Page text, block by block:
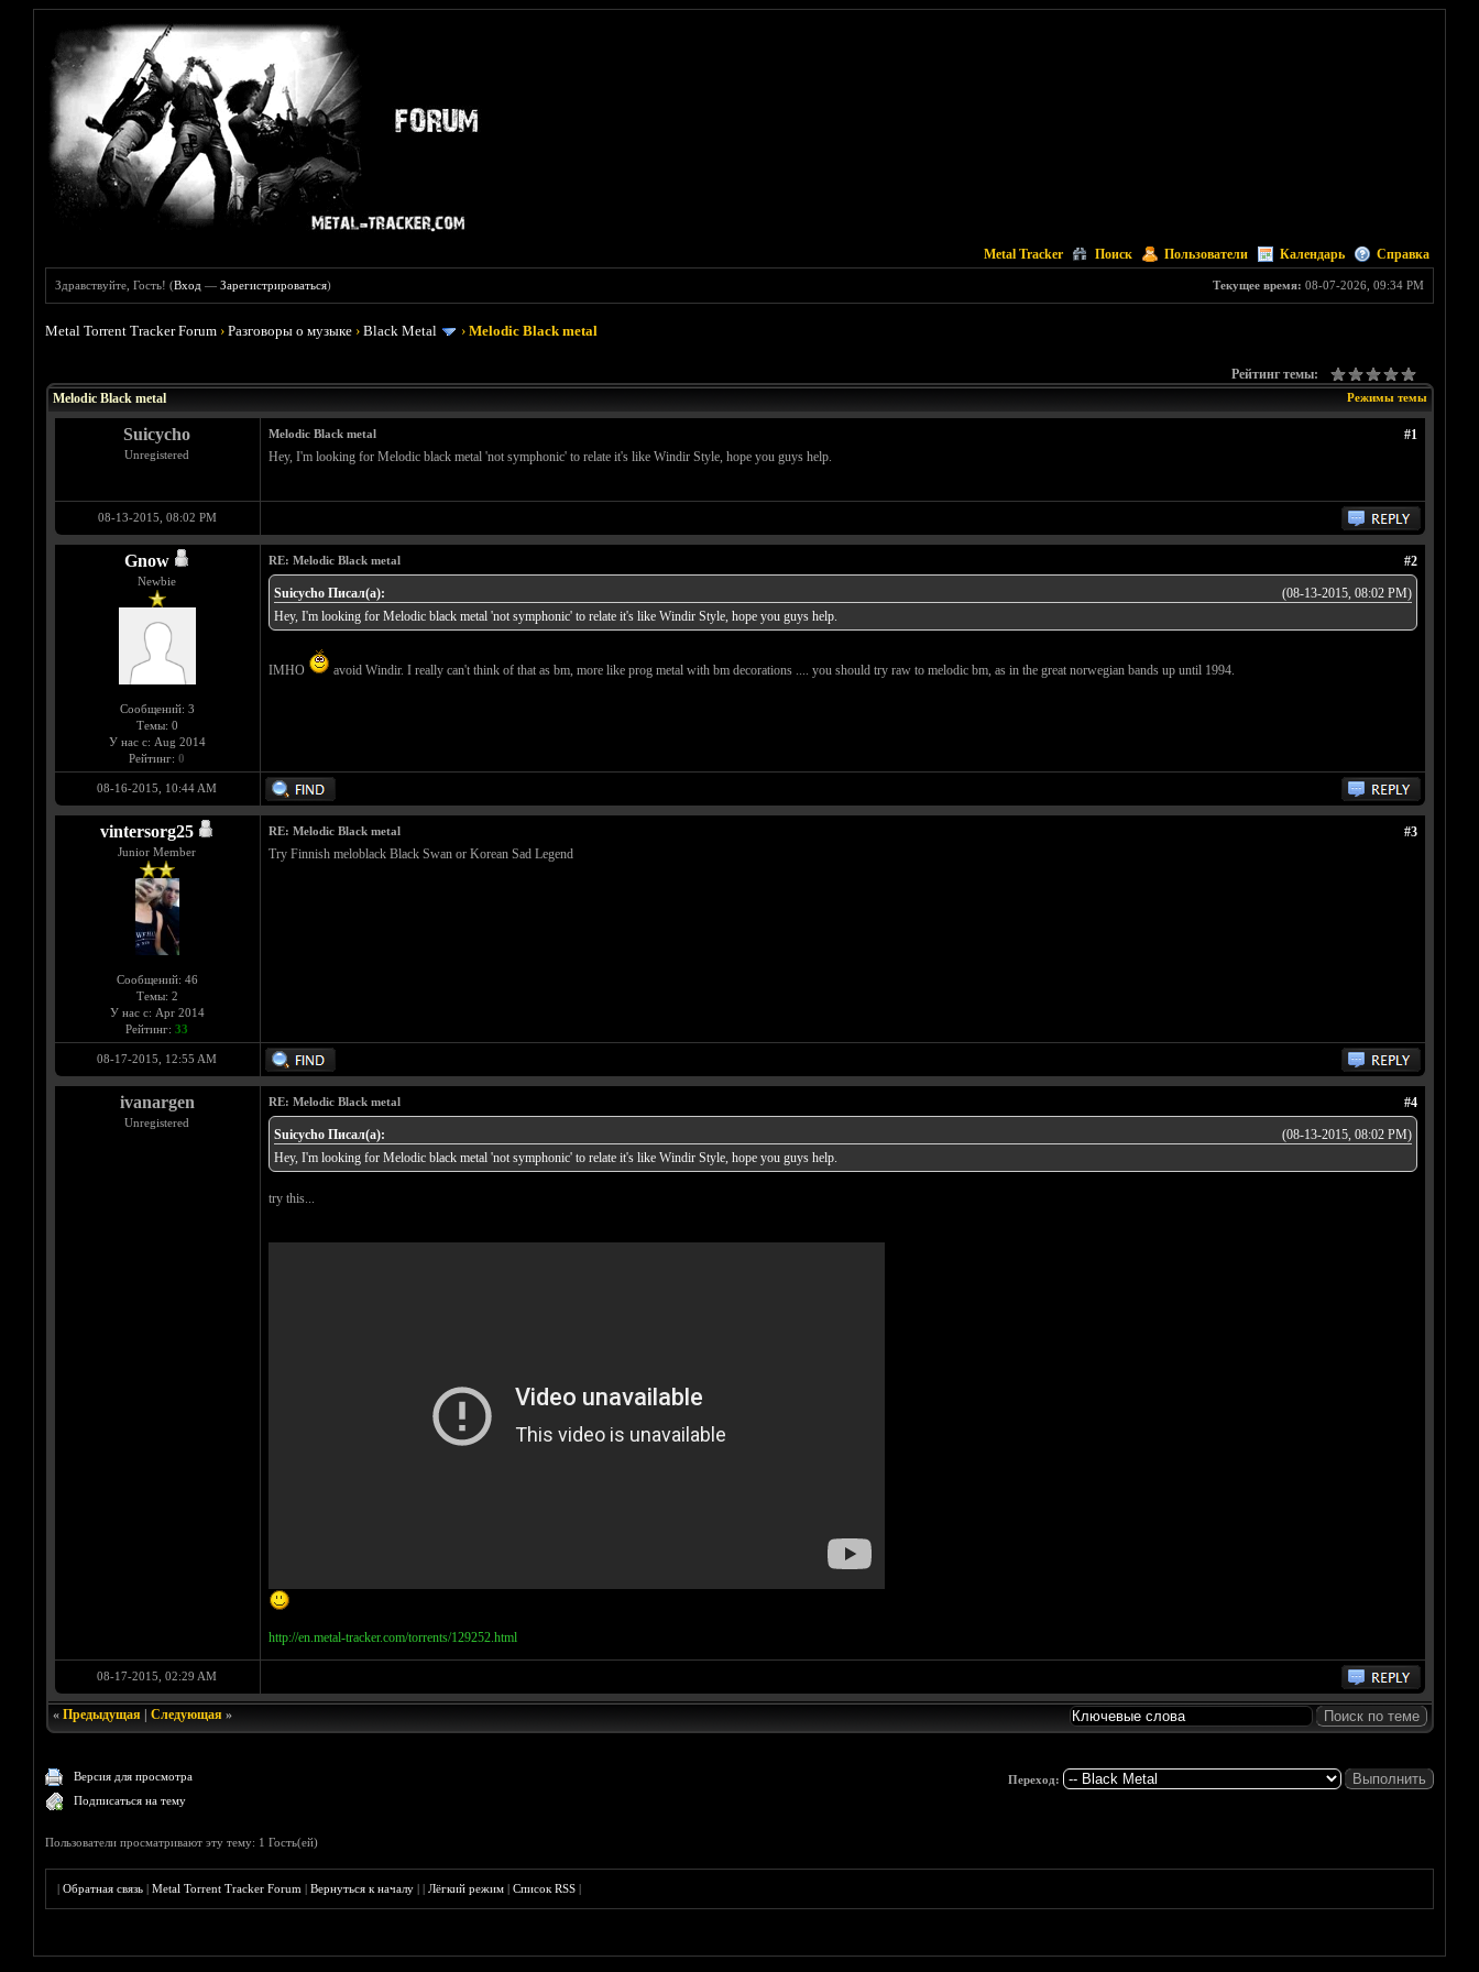
Metal Tracker Поиск Пользователи Календарь Справка
Текущее время: 08-07-2026, 09:34 PM
Здравствуйте, Гость! (Вход —Зарегистрироваться)
Metal Torrent Tracker Forum ›Разговоры о музыке ›Black Metal ›Melodic Black metal
Рейтинг темы:
Режимы темы
Melodic Black metal
Suicycho
Unregistered
#1
Melodic Black metal
Hey, I'm looking for Melodic black metal 'not symphonic' to relate it's like Windir Style, hope you guys help.
08-13-2015, 08:02 PM
Gnow
Newbie
Сообщений: 3
Темы: 0
У нас с: Aug 2014
Рейтинг: 0
#2
RE: Melodic Black metal
(08-13-2015, 08:02 PM)
Suicycho Писал(а):
Hey, I'm looking for Melodic black metal 'not symphonic' to relate it's like Windir Style, hope you guys help.
IMHO avoid Windir. I really can't think of that as bm, more like prog metal with bm decorations .... you should try raw to melodic bm, as in the great norwegian bands up until 1994.
08-16-2015, 10:44 AM
vintersorg25
Junior Member
Сообщений: 46
Темы: 2
У нас с: Apr 2014
Рейтинг: 33
#3
RE: Melodic Black metal
Try Finnish meloblack Black Swan or Korean Sad Legend
08-17-2015, 12:55 AM
ivanargen
Unregistered
#4
RE: Melodic Black metal
(08-13-2015, 08:02 PM)
Suicycho Писал(а):
Hey, I'm looking for Melodic black metal 'not symphonic' to relate it's like Windir Style, hope you guys help.
try this...
http://en.metal-tracker.com/torrents/129252.html
08-17-2015, 02:29 AM
« Предыдущая| Следующая»
Версия для просмотра
Подписаться на тему
Переход:
Пользователи просматривают эту тему: 1 Гость(ей)
|Обратная связь |Metal Torrent Tracker Forum |Вернуться к началу ||Лёгкий режим |Список RSS |